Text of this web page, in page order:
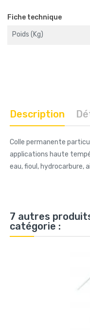
Fiche technique
Poids (kg)
Description
Colle permanente
applications haute
eau, fioul, hydrocarbure,
7 autres
catégorie :